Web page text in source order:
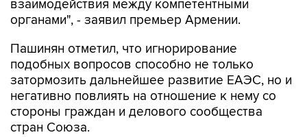
Пашинян отметил, что игнорирование
затормозить дальнейшее развитие ЕАЭС, но и
негативно повлиять на отношение к нему со
стороны граждан и делового сообщества
стран Союза.
"В конечном итоге подобные проблемы